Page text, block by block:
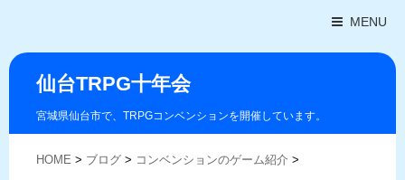
MENU
仙台TRPG十年会
宮城県仙台市で、TRPGコンベンションを開催しています。
HOME > ブログ > コンベンションのゲーム紹介 >